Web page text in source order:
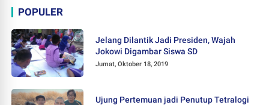
POPULER
Jelang Dilantik Jadi Presiden, Wajah
Jokowi Digambar Siswa SD
Jumat, Oktober 18, 2019
Ujung Pertemuan jadi Penutup Tetralogi